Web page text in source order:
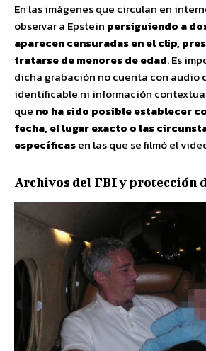
En las imágenes que circulan en
observar a Epstein persiguiendo a
aparecen censuradas en el clip,
tratarse de menores de edad. Es
dicha grabación no cuenta con audio
identificable ni información
que no ha sido posible establecer
fecha, el lugar exacto o las
específicasen las que se filmó el
Archivos del FBI y protección